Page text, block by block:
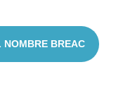
NOMBRE BREAC